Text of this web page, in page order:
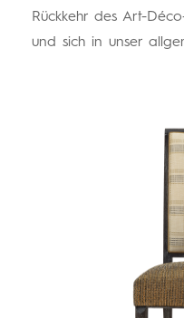
Rückkehr des Art-
und sich in unser